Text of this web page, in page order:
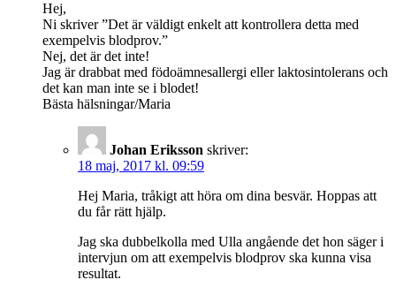
Hej,
Ni skriver ”Det är väldigt enkelt att kontrollera detta med
exempelvis blodprov.”
Nej, det är det inte!
Jag är drabbat med födoämnesallergi eller laktosintolerans och
det kan man inte se i blodet!
Bästa hälsningar/Maria
Johan Eriksson skriver:
18 maj, 2017 kl. 09:59
Hej Maria, tråkigt att höra om dina besvär. Hoppas att
du får rätt hjälp.
Jag ska dubbelkolla med Ulla angående det hon säger i
intervjun om att exempelvis blodprov ska kunna visa
resultat.